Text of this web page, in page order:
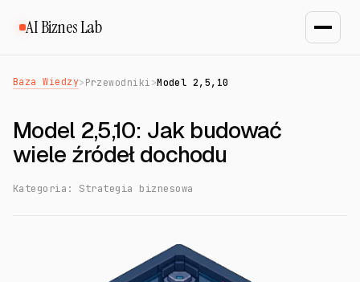
AI Biznes Lab
Baza Wiedzy> Przewodniki >Model 2,5,10
Model 2,5,10: Jak budować
wiele źródeł dochodu
Kategoria: Strategia biznesowa